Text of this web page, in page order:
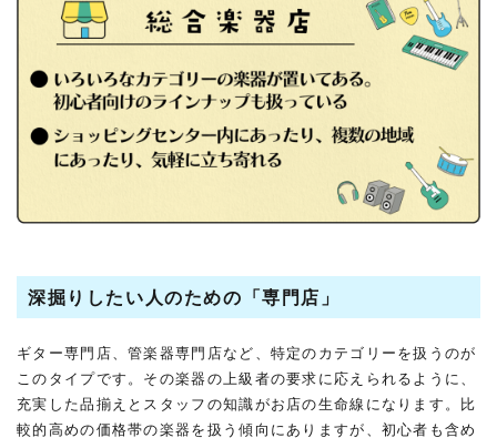
深掘りしたい人のための「専門店」
ギター専門店、管楽器専門店など、特定のカテゴリーを扱うのが
このタイプです。その楽器の上級者の要求に応えられるように、
充実した品揃えとスタッフの知識がお店の生命線になります。比
較的高めの価格帯の楽器を扱う傾向にありますが、初心者も含め